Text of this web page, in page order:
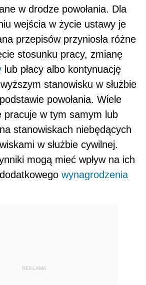
w drodze powołania. Dla
wejścia w życie ustawy je
przepisów przyniosła różne
stosunku pracy, zmianę
lub płacy albo kontynuację
stanowisku w służbie
powołania. Wiele
pracuje w tym samym lub
stanowiskach niebędących
w służbie cywilnej.
mogą mieć wpływ na ich
wynagrodzenia
REKLAMA